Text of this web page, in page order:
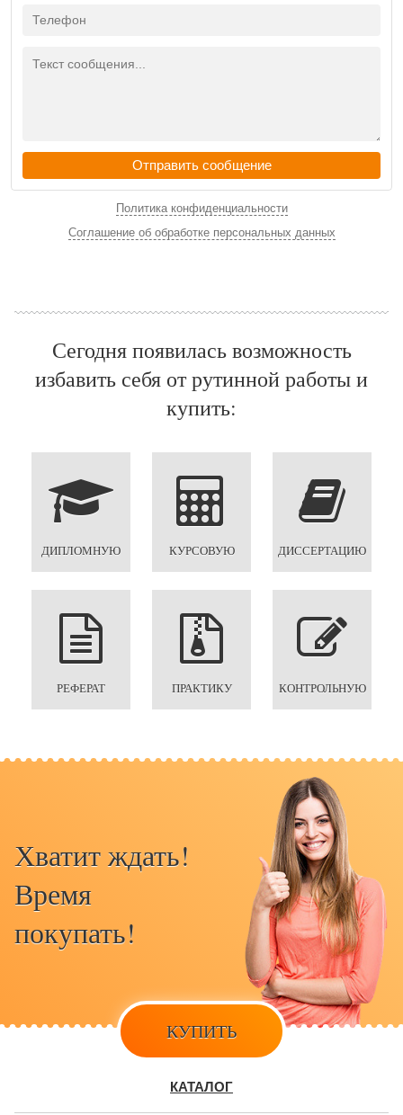
Отправить сообщение
Политика конфиденциальности
Соглашение об обработке персональных данных
Сегодня появилась возможность
избавить себя от рутинной работы и
купить:
ДИПЛОМНУЮ КУРСОВУЮ ДИССЕРТАЦИЮ
РЕФЕРАТ ПРАКТИКУ КОНТРОЛЬНУЮ
Хватит ждать!
Время
покупать!
КУПИТЬ
КАТАЛОГ